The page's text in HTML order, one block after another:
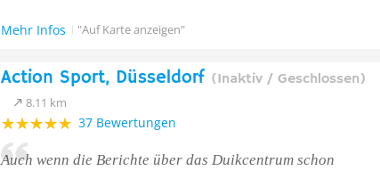
Mehr Infos "Auf Karte anzeigen"
Action Sport, Düsseldorf (Inaktiv / Geschlossen)
8.11 km
37 Bewertungen
Auch wenn die Berichte über das Duikcentrum schon